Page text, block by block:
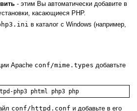
- этим Вы автоматически добавите в
касающиеся PHP.
в каталог с Windows (например,
Apache conf/mime.types добавтьте
php3 phtml php3 php
conf/httpd.conf и добавьте в его